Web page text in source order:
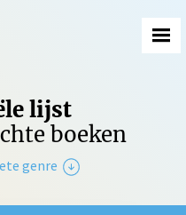
lijst
boeken
genre